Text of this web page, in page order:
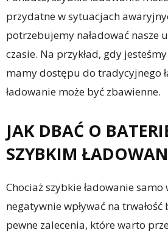
przydatne w sytuacjach
potrzebujemy naładować nasze
czasie. Na przykład, gdy
mamy dostępu do tradycyjnego
ładowanie może być zbawienne.
JAK DBAĆ O
SZYBKIM
Chociaż szybkie ładowanie
negatywnie wpływać na
pewne zalecenia, które warto